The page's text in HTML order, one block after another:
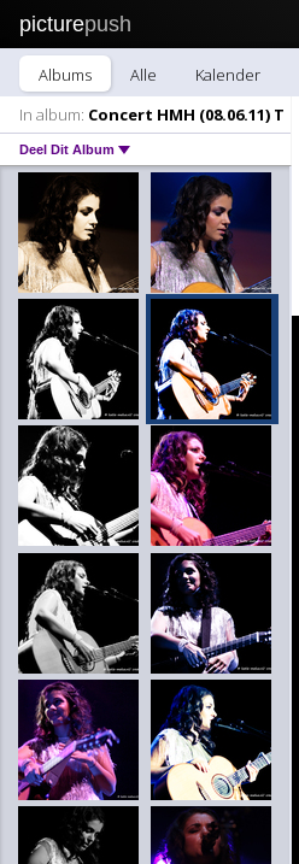
picturepush
Albums Alle Kalender
In album: Concert HMH (08.06.11) T
Deel Dit Album